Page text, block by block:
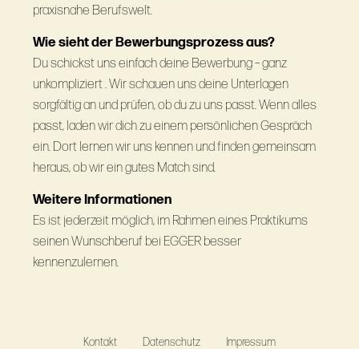
praxisnahe Berufswelt.
Wie sieht der Bewerbungsprozess aus?
Du schickst uns einfach deine Bewerbung – ganz
unkompliziert . Wir schauen uns deine Unterlagen
sorgfältig an und prüfen, ob du zu uns passt. Wenn alles
passt, laden wir dich zu einem persönlichen Gespräch
ein. Dort lernen wir uns kennen und finden gemeinsam
heraus, ob wir ein gutes Match sind.
Weitere Informationen
Es ist jederzeit möglich, im Rahmen eines Praktikums
seinen Wunschberuf bei EGGER besser
kennenzulernen.
Kontakt Datenschutz Impressum